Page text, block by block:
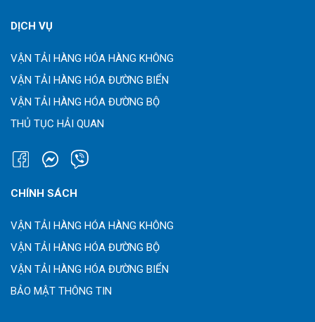
DỊCH VỤ
VẬN TẢI HÀNG HÓA HÀNG KHÔNG
VẬN TẢI HÀNG HÓA ĐƯỜNG BIỂN
VẬN TẢI HÀNG HÓA ĐƯỜNG BỘ
THỦ TỤC HẢI QUAN
CHÍNH SÁCH
VẬN TẢI HÀNG HÓA HÀNG KHÔNG
VẬN TẢI HÀNG HÓA ĐƯỜNG BỘ
VẬN TẢI HÀNG HÓA ĐƯỜNG BIỂN
BẢO MẬT THÔNG TIN